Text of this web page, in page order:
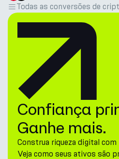
Todas as conversões de
Confiança
Ganhe mais.
Construa riqueza digital com
Veja como seus ativos são